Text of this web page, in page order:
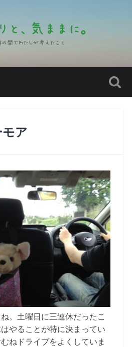
ア
。土曜日に三連休だったこ
やることが特に決まってい
ねドライブをよくしていま